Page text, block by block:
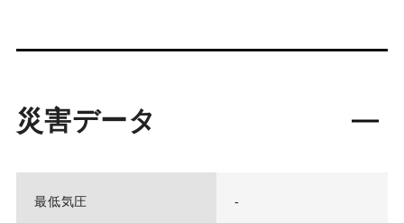
災害データ
最低気圧 -